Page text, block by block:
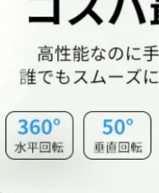
書籍・雑誌出版
チャレンジ
CAMPFIRE for
CAMPFIREふるさと